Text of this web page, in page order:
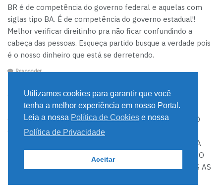
BR é de competência do governo federal e aquelas com
siglas tipo BA. É de competência do governo estadual!!
Melhor verificar direitinho pra não ficar confundindo a
cabeça das pessoas. Esqueça partido busque a verdade pois
é o nosso dinheiro que está se derretendo.
Responder
Josue Soares Nascimento 2 anos atrás
RODOVIAS COM SIGLAS BR É DE COMPETÊNCIA DO
GOVERNO FEDERAL E TIPO BA É DE COMPETENCIA DO
GOVERNO ESTADUAL MAS AS INFORMAÇÕES ESTAO
MISTURADAS E O NOSSO DINHEIRO INDO PRO RALO A
DIREITA ESTÁ QUERENDO TIRAR O PT E FICA O TEMPO
INTEIRO POSTANDO FAK ENCHE AS PACIÊNCIAS POIS AS
Utilizamos cookies para garantir que você
tenha a melhor experiência em nosso Portal.
Leia a nossa Política de Cookies e nossa
Política de Privacidade
Aceitar